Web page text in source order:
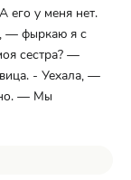
его у меня нет.
— фыркаю я с
сестра? —
- Уехала, —
— Мы